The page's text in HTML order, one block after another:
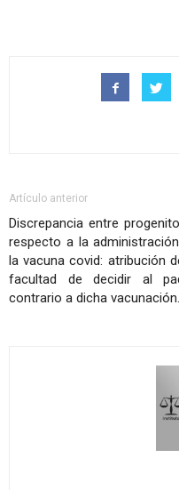
Artículo anterior
Discrepancia entre
respecto a la
la vacuna covid: atribución
facultad de decidir al
contrario a dicha vacunación.